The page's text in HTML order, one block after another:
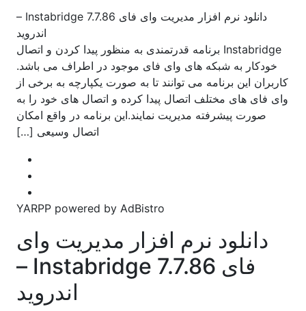
دانلود نرم افزار مدیریت وای فای Instabridge 7.7.86 –
اندروید
Instabridge برنامه قدرتمندی به منظور پیدا کردن و اتصال
خودکار به شبکه های وای فای موجود در اطراف می باشد.
کاربران این برنامه می توانند تا به صورت یکپارچه به برخی از
وای فای های مختلف اتصال پیدا کرده و اتصال های خود را به
صورت پیشرفته مدیریت نمایند.این برنامه در واقع امکان
اتصال وسیعی […]
YARPP powered by AdBistro
دانلود نرم افزار مدیریت وای
فای Instabridge 7.7.86 –
اندروید